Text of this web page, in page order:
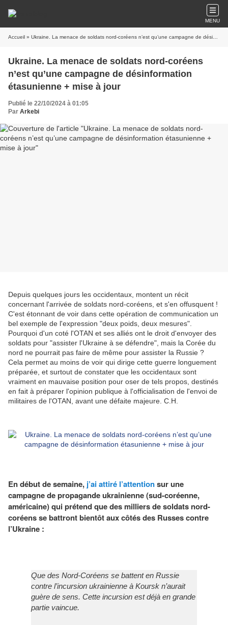
MENU
Accueil » Ukraine. La menace de soldats nord-coréens n’est qu’une campagne de désinformation étasunienne + mise à jour
Ukraine. La menace de soldats nord-coréens
n’est qu’une campagne de désinformation
étasunienne + mise à jour
Publié le 22/10/2024 à 01:05
Par Arkebi
Depuis quelques jours les occidentaux, montent un récit
concernant l'arrivée de soldats nord-coréens, et s'en offusquent !
C'est étonnant de voir dans cette opération de communication un
bel exemple de l'expression "deux poids, deux mesures".
Pourquoi d'un coté l'OTAN et ses alliés ont le droit d'envoyer des
soldats pour "assister l'Ukraine à se défendre", mais la Corée du
nord ne pourrait pas faire de même pour assister la Russie ?
Cela permet au moins de voir qui dirige cette guerre longuement
préparée, et surtout de constater que les occidentaux sont
vraiment en mauvaise position pour oser de tels propos, destinés
en fait à préparer l'opinion publique à l'officialisation de l'envoi de
militaires de l'OTAN, avant une défaite majeure. C.H.
En début de semaine, j’ai attiré l’attentionsur une
campagne de propagande ukrainienne (sud-coréenne,
américaine) qui prétend que des milliers de soldats nord-
coréens se battront bientôt aux côtés des Russes contre
l’Ukraine :
Que des Nord-Coréens se battent en Russie
contre l’incursion ukrainienne à Koursk n’aurait
guère de sens. Cette incursion est déjà en grande
partie vaincue.